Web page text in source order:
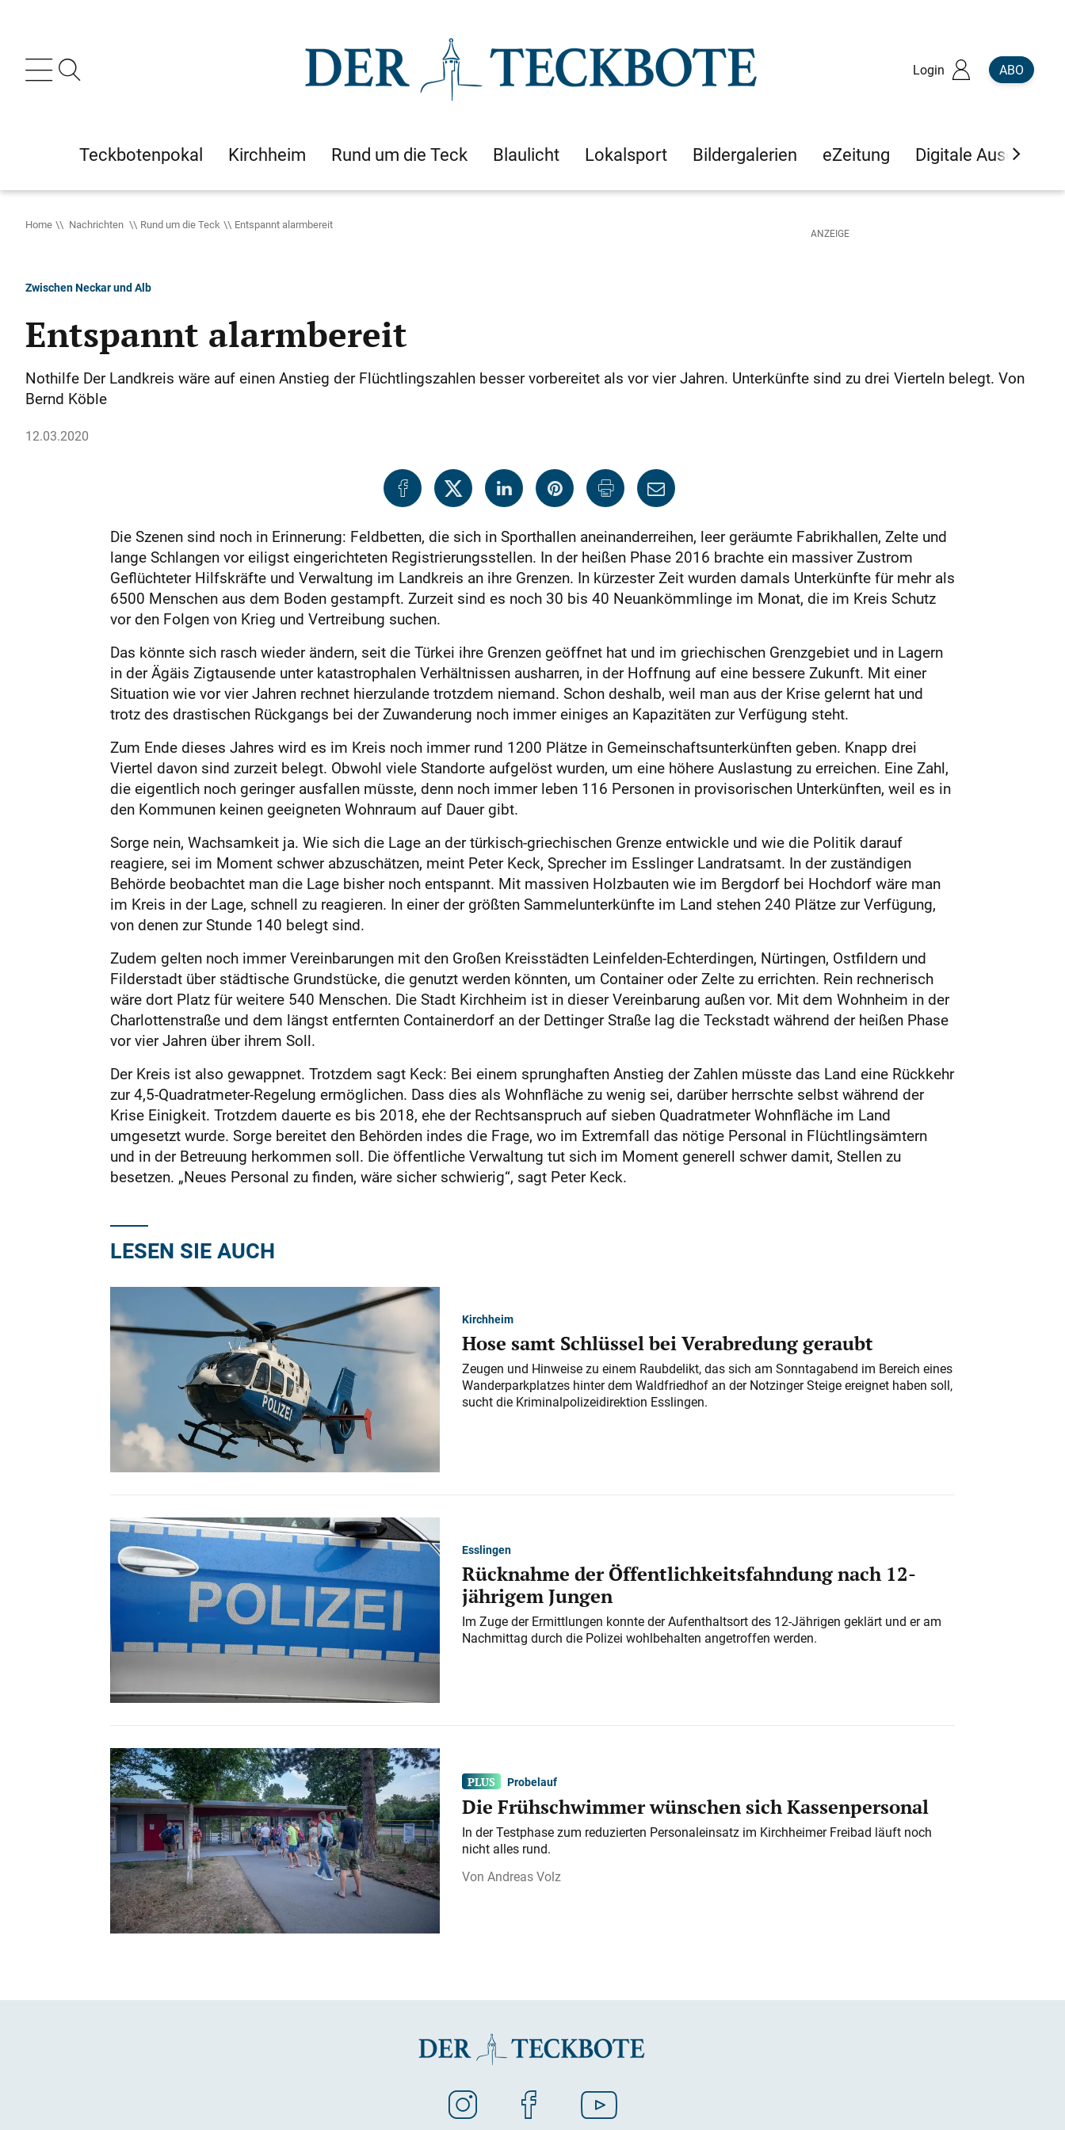
Login ABO
Teckbotenpokal Kirchheim Rund um die Teck Blaulicht Lokalsport Bildergalerien eZeitung Digitale Ausgaben
Home Nachrichten Rund um die Teck Entspannt alarmbereit
Zwischen Neckar und Alb
Entspannt alarmbereit
Nothilfe Der Landkreis wäre auf einen Anstieg der Flüchtlingszahlen besser vorbereitet als vor vier Jahren. Unterkünfte sind zu drei Vierteln belegt. Von
Bernd Köble
12.03.2020
Die Szenen sind noch in Erinnerung: Feldbetten, die sich in Sporthallen aneinanderreihen, leer geräumte Fabrikhallen, Zelte und
lange Schlangen vor eiligst eingerichteten Registrierungsstellen. In der heißen Phase 2016 brachte ein massiver Zustrom
Geflüchteter Hilfskräfte und Verwaltung im Landkreis an ihre Grenzen. In kürzester Zeit wurden damals Unterkünfte für mehr als
6500 Menschen aus dem Boden gestampft. Zurzeit sind es noch 30 bis 40 Neuankömmlinge im Monat, die im Kreis Schutz
vor den Folgen von Krieg und Vertreibung suchen.
Das könnte sich rasch wieder ändern, seit die Türkei ihre Grenzen geöffnet hat und im griechischen Grenzgebiet und in Lagern
in der Ägäis Zigtausende unter katastrophalen Verhältnissen ausharren, in der Hoffnung auf eine bessere Zukunft. Mit einer
Situation wie vor vier Jahren rechnet hierzulande trotzdem niemand. Schon deshalb, weil man aus der Krise gelernt hat und
trotz des drastischen Rückgangs bei der Zuwanderung noch immer einiges an Kapazitäten zur Verfügung steht.
Zum Ende dieses Jahres wird es im Kreis noch immer rund 1200 Plätze in Gemeinschaftsunterkünften geben. Knapp drei
Viertel davon sind zurzeit belegt. Obwohl viele Standorte aufgelöst wurden, um eine höhere Auslastung zu erreichen. Eine Zahl,
die eigentlich noch geringer ausfallen müsste, denn noch immer leben 116 Personen in provisorischen Unterkünften, weil es in
den Kommunen keinen geeigneten Wohnraum auf Dauer gibt.
Sorge nein, Wachsamkeit ja. Wie sich die Lage an der türkisch-griechischen Grenze entwickle und wie die Politik darauf
reagiere, sei im Moment schwer abzuschätzen, meint Peter Keck, Sprecher im Esslinger Landratsamt. In der zuständigen
Behörde beobachtet man die Lage bisher noch entspannt. Mit massiven Holzbauten wie im Bergdorf bei Hochdorf wäre man
im Kreis in der Lage, schnell zu reagieren. In einer der größten Sammelunterkünfte im Land stehen 240 Plätze zur Verfügung,
von denen zur Stunde 140 belegt sind.
Zudem gelten noch immer Vereinbarungen mit den Großen Kreisstädten Leinfelden-Echterdingen, Nürtingen, Ostfildern und
Filderstadt über städtische Grundstücke, die genutzt werden könnten, um Container oder Zelte zu errichten. Rein rechnerisch
wäre dort Platz für weitere 540 Menschen. Die Stadt Kirchheim ist in dieser Vereinbarung außen vor. Mit dem Wohnheim in der
Charlottenstraße und dem längst entfernten Containerdorf an der Dettinger Straße lag die Teckstadt während der heißen Phase
vor vier Jahren über ihrem Soll.
Der Kreis ist also gewappnet. Trotzdem sagt Keck: Bei einem sprunghaften Anstieg der Zahlen müsste das Land eine Rückkehr
zur 4,5-Quadratmeter-Regelung ermöglichen. Dass dies als Wohnfläche zu wenig sei, darüber herrschte selbst während der
Krise Einigkeit. Trotzdem dauerte es bis 2018, ehe der Rechtsanspruch auf sieben Quadratmeter Wohnfläche im Land
umgesetzt wurde. Sorge bereitet den Behörden indes die Frage, wo im Extremfall das nötige Personal in Flüchtlingsämtern
und in der Betreuung herkommen soll. Die öffentliche Verwaltung tut sich im Moment generell schwer damit, Stellen zu
besetzen. „Neues Personal zu finden, wäre sicher schwierig“, sagt Peter Keck.
LESEN SIE AUCH
Kirchheim
Hose samt Schlüssel bei Verabredung geraubt
Zeugen und Hinweise zu einem Raubdelikt, das sich am Sonntagabend im Bereich eines
Wanderparkplatzes hinter dem Waldfriedhof an der Notzinger Steige ereignet haben soll,
sucht die Kriminalpolizeidirektion Esslingen.
Esslingen
Rücknahme der Öffentlichkeitsfahndung nach 12-
jährigem Jungen
Im Zuge der Ermittlungen konnte der Aufenthaltsort des 12-Jährigen geklärt und er am
Nachmittag durch die Polizei wohlbehalten angetroffen werden.
Probelauf
Die Frühschwimmer wünschen sich Kassenpersonal
In der Testphase zum reduzierten Personaleinsatz im Kirchheimer Freibad läuft noch
nicht alles rund.
Andreas Volz